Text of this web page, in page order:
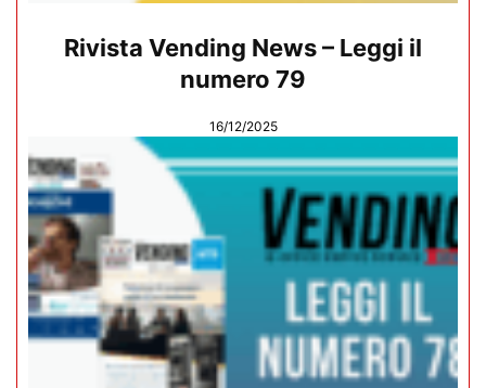
Rivista Vending News – Leggi il
numero 79
16/12/2025